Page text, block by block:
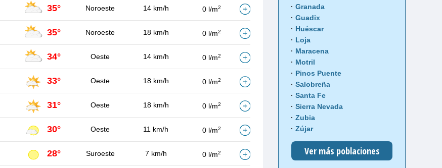
35° Noroeste 14 km/h 0 l/m2
35° Noroeste 18 km/h 0 l/m2
34° Oeste 14 km/h 0 l/m2
33° Oeste 18 km/h 0 l/m2
31° Oeste 18 km/h 0 l/m2
30° Oeste 11 km/h 0 l/m2
28° Suroeste 7 km/h 0 l/m2
Granada
Guadix
Huéscar
Loja
Maracena
Motril
Pinos Puente
Salobreña
Santa Fe
Sierra Nevada
Zubia
Zújar
Ver más poblaciones